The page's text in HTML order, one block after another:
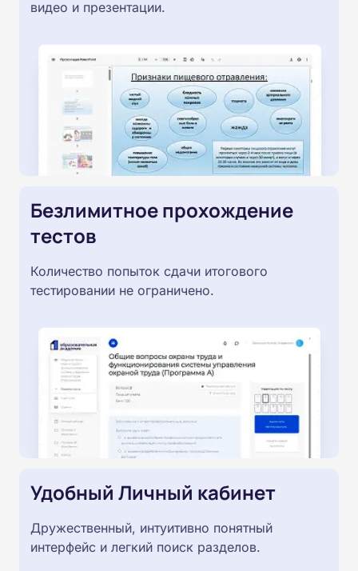
видео и презентации.
Безлимитное прохождение
тестов
Количество попыток сдачи итогового
тестировании не ограничено.
Удобный Личный кабинет
Дружественный, интуитивно понятный
интерфейс и легкий поиск разделов.